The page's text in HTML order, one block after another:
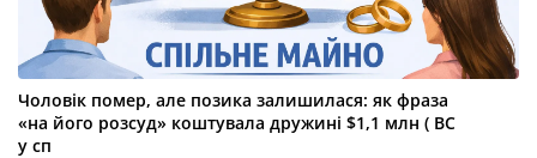
Чоловік помер, але позика залишилася: як фраза
«на його розсуд» коштувала дружині $1,1 млн ( ВС
у сп